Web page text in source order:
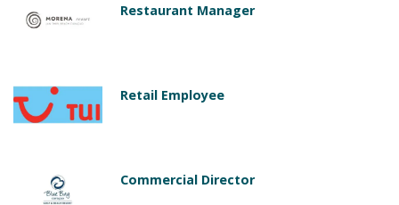
Restaurant Manager
Retail Employee
Commercial Director